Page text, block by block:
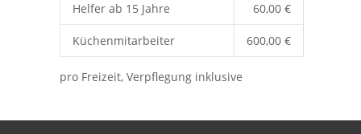
Helfer ab 15 Jahre 60,00 €
Küchenmitarbeiter 600,00 €
pro Freizeit, Verpflegung inklusive